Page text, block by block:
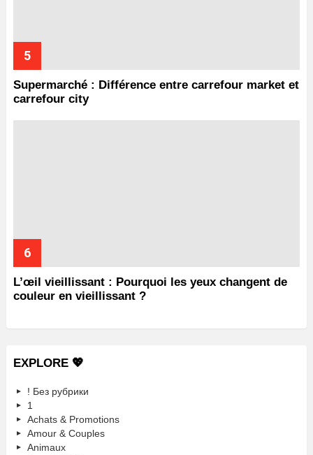
Supermarché : Différence entre carrefour market et
carrefour city
L’œil vieillissant : Pourquoi les yeux changent de
couleur en vieillissant ?
EXPLORE 💖
! Без рубрики
1
Achats & Promotions
Amour & Couples
Animaux